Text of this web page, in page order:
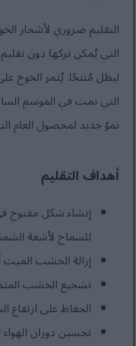
التقليم ضروري لأشجار
التي يُمكن تركها دون
ليظل مُنتجًا. يُثمر الخوخ
التي نمت في الموسم
نموّ جديد لمحصول العام
أهداف التقليم
إنشاء شكل مفتوح
للسماح لأشعة
إزالة الخشب الميت
تشجيع الخشب
الحفاظ على ارتفاع
تحسين دوران